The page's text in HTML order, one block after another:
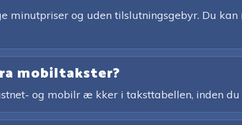
minutpriser og uden tilslutningsgebyr. Du
mobiltakster?
og mobilr æ kker i taksttabellen, inden du